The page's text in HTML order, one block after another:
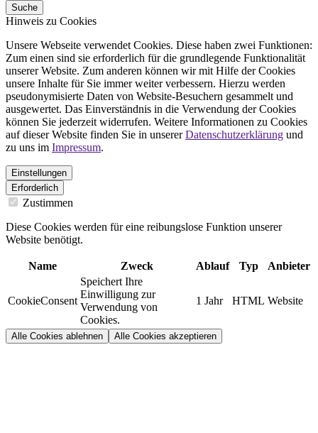
Suche
Hinweis zu Cookies
Unsere Webseite verwendet Cookies. Diese haben zwei Funktionen:
Zum einen sind sie erforderlich für die grundlegende Funktionalität
unserer Website. Zum anderen können wir mit Hilfe der Cookies
unsere Inhalte für Sie immer weiter verbessern. Hierzu werden
pseudonymisierte Daten von Website-Besuchern gesammelt und
ausgewertet. Das Einverständnis in die Verwendung der Cookies
können Sie jederzeit widerrufen. Weitere Informationen zu Cookies
auf dieser Website finden Sie in unsererDatenschutzerklärung und
zu uns im Impressum.
Einstellungen
Erforderlich
Zustimmen
Diese Cookies werden für eine reibungslose Funktion unserer
Website benötigt.
Name Zweck Ablauf Typ Anbieter
CookieConsent
Speichert Ihre
Einwilligung zur
Verwendung von
Cookies.
1 Jahr HTML Website
Alle Cookies ablehnen Alle Cookies akzeptieren